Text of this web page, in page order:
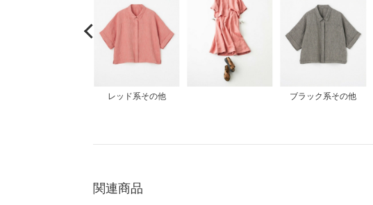
レッド系その他 ブラック系その他
関連商品